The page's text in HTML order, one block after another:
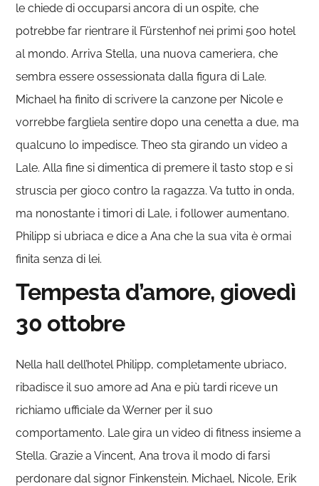
le chiede di occuparsi ancora di un ospite, che
potrebbe far rientrare il Fürstenhof nei primi 500 hotel
al mondo. Arriva Stella, una nuova cameriera, che
sembra essere ossessionata dalla figura di Lale.
Michael ha finito di scrivere la canzone per Nicole e
vorrebbe fargliela sentire dopo una cenetta a due, ma
qualcuno lo impedisce. Theo sta girando un video a
Lale. Alla fine si dimentica di premere il tasto stop e si
struscia per gioco contro la ragazza. Va tutto in onda,
ma nonostante i timori di Lale, i follower aumentano.
Philipp si ubriaca e dice a Ana che la sua vita è ormai
finita senza di lei.
Tempesta d’amore, giovedì
30 ottobre
Nella hall dell’hotel Philipp, completamente ubriaco,
ribadisce il suo amore ad Ana e più tardi riceve un
richiamo ufficiale da Werner per il suo
comportamento. Lale gira un video di fitness insieme a
Stella. Grazie a Vincent, Ana trova il modo di farsi
perdonare dal signor Finkenstein. Michael, Nicole, Erik